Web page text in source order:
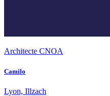
Architecte CNOA
Camilo
Lyon, Illzach